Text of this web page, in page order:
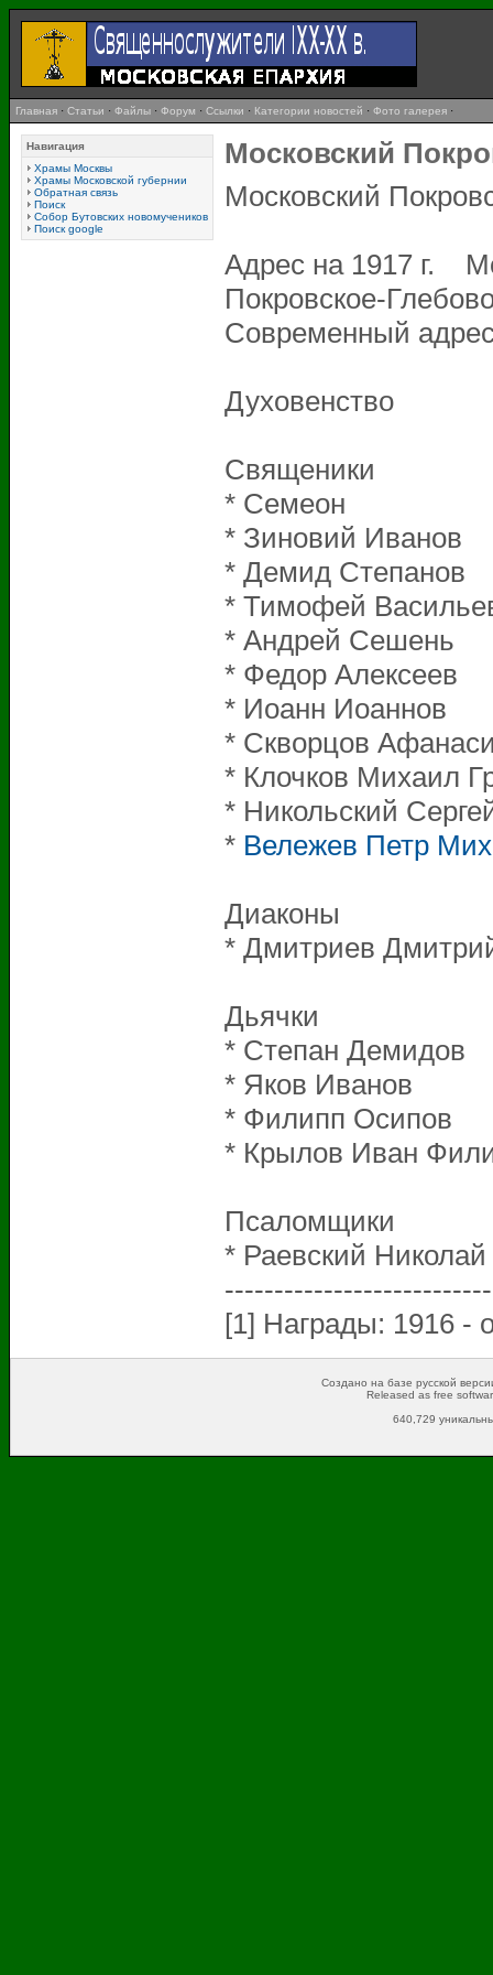
Главная · Статьи · Файлы · Форум · Ссылки · Категории новостей · Фото галерея ·
Навигация
Храмы Москвы
Храмы Московской губернии
Обратная связь
Поиск
Собор Бутовских новомучеников
Поиск google
Московский
Московский
Адрес на 1917 г.
Покровское-
Современный
Духовенство
Священики
*
* Зиновий
* Демид
* Тимофей
* Андрей
* Федор
* Иоанн
* Скворцов
* Клочков
*
* Вележев Петр
Диаконы
* Дмитриев
Дьячки
* Степан
* Яков
* Филипп
* Крылов Иван
Псаломщики
* Раевский
[1] Награды: 1916 -
Создано на базе русской
Released as free
640,729